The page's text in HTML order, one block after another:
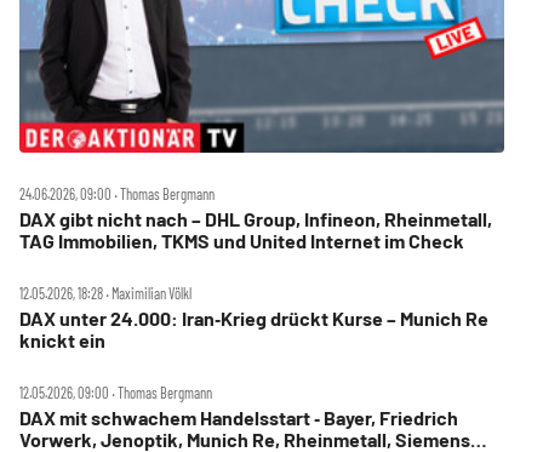
24.06.2026, 09:00 ‧ Thomas Bergmann
DAX gibt nicht nach – DHL Group, Infineon, Rheinmetall,
TAG Immobilien, TKMS und United Internet im Check
12.05.2026, 18:28 ‧ Maximilian Völkl
DAX unter 24.000: Iran‑Krieg drückt Kurse – Munich Re
knickt ein
12.05.2026, 09:00 ‧ Thomas Bergmann
DAX mit schwachem Handelsstart ‑ Bayer, Friedrich
Vorwerk, Jenoptik, Munich Re, Rheinmetall, Siemens